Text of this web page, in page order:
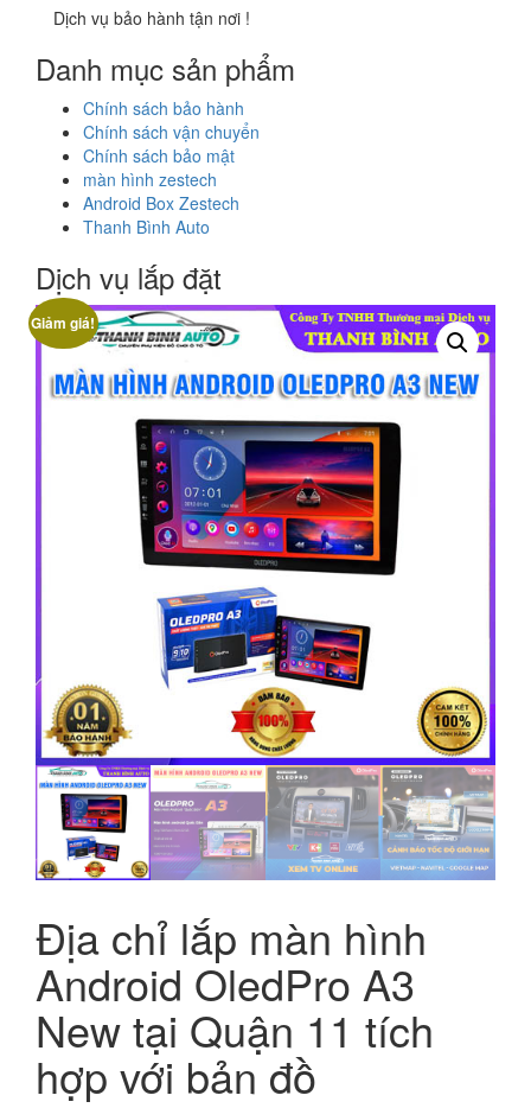
Dịch vụ bảo hành tận nơi !
Danh mục sản phẩm
Chính sách bảo hành
Chính sách vận chuyển
Chính sách bảo mật
màn hình zestech
Android Box Zestech
Thanh Bình Auto
Dịch vụ lắp đặt
Giảm giá!
Địa chỉ lắp màn hình
Android OledPro A3
New tại Quận 11 tích
hợp với bản đồ